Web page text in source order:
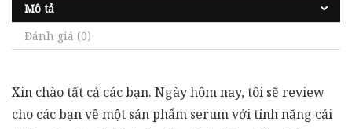
Mô tả
Đánh giá (0)
Xin chào tất cả các bạn. Ngày hôm nay, tôi sẽ review
cho các bạn về một sản phẩm serum với tính năng cải